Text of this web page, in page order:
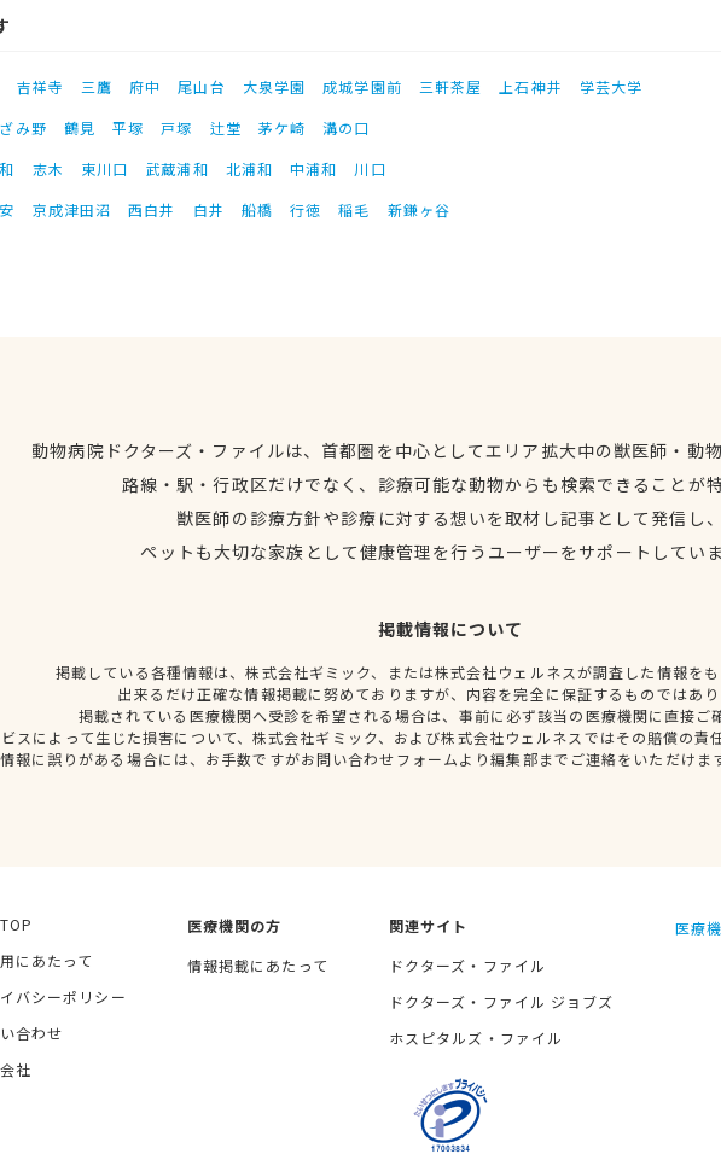
吉祥寺 三鷹 府中 尾山台 大泉学園 成城学園前 三軒茶屋 上石神井
学芸大学
み野 鶴見 平塚 戸塚 辻堂 茅ケ崎
溝の口
志木 東川口 武蔵浦和 北浦和 中浦和
川口
京成津田沼 西白井 白井 船橋 行徳 稲毛 新鎌ヶ谷
動物病院ドクターズ・ファイルは、首都圏を中心としてエリア拡大中の獣医師・動
路線・駅・行政区だけでなく、診療可能な動物からも検索できることが
獣医師の診療方針や診療に対する想いを取材し記事として発信し
ペットも大切な家族として健康管理を行うユーザーをサポートしてい
掲載情報について
掲載している各種情報は、株式会社ギミック、または株式会社ウェルネスが調査した情報を
出来るだけ正確な情報掲載に努めておりますが、内容を完全に保証するものではあ
掲載されている医療機関へ受診を希望される場合は、事前に必ず該当の医療機関に直接ご
スによって生じた損害について、株式会社ギミック、および株式会社ウェルネスではその賠償の責
情報に誤りがある場合には、お手数ですがお問い合わせフォームより編集部までご連絡をいただけま
にあたって
バシーポリシー
合わせ
社
医療機関の方
情報掲載にあたって
関連サイト
ドクターズ・ファイル
ドクターズ・ファイル ジョブズ
ホスピタルズ・ファイル
医療